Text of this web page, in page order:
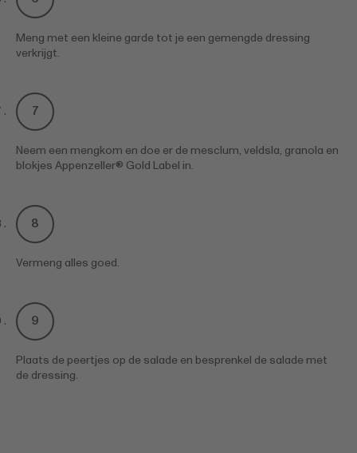
Meng met een kleine garde tot je een gemengde dressing
verkrijgt.
Neem een mengkom en doe er de mesclum, veldsla, granola en
blokjes Appenzeller® Gold Label in.
Vermeng alles goed.
Plaats de peertjes op de salade en besprenkel de salade met
de dressing.